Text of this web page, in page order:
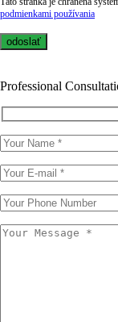
podmienkami používania
Professional